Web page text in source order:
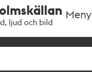
ljud och bild
Meny